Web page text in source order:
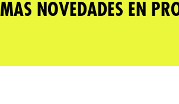
NOVEDADES EN